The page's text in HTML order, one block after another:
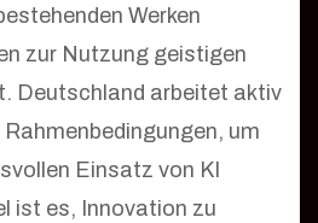
Werken
zur Nutzung geistigen
Deutschland arbeitet aktiv
um
Einsatz von KI
ist es, Innovation zu